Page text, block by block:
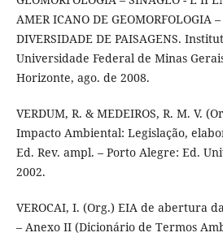
AMER ICANO DE GEOMORFOLOGIA
DIVERSIDADE DE PAISAGENS.
Universidade Federal de Minas
Horizonte, ago. de 2008.
VERDUM, R. & MEDEIROS, R. M. V.
Impacto Ambiental: Legislação,
Ed. Rev. ampl. – Porto Alegre: Ed.
2002.
VEROCAI, I. (Org.) EIA de abertura
– Anexo II (Dicionário de Termos